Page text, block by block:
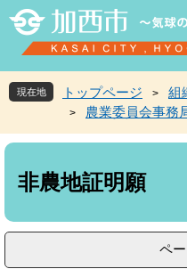
先
頭
す
を
飛
し
へ
現在地 トップページ > 組
> 農業委員会事務
本
非農地証明願
ペ